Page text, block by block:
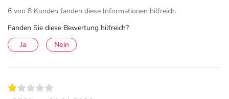
6 von 8 Kunden fanden diese Informationen hilfreich.
Fanden Sie diese Bewertung hilfreich?
Ja
Nein